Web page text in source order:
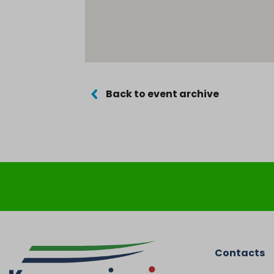
Back to event archive
Contacts